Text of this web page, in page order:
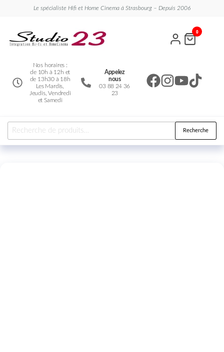
Le spécialiste Hifi et Home Cinema à Strasbourg – Depuis 2006
Nos horaires :
de 10h à 12h et
de 13h30 à 18h
Les Mardis,
Jeudis, Vendredi
et Samedi
Appelez
nous
03 88 24 36
23
0
Recherche